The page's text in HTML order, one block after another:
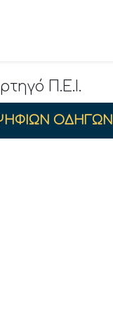
Π.Ε.Ι.
ΟΔΗΓΩΝ